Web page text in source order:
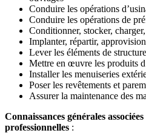
Conduire les opérations
Conduire les opérations de
Conditionner, stocker,
Implanter, répartir,
Lever les éléments de
Mettre en œuvre les produits
Installer les menuiseries
Poser les revêtements et
Assurer la maintenance des
Connaissances générales
professionnelles :